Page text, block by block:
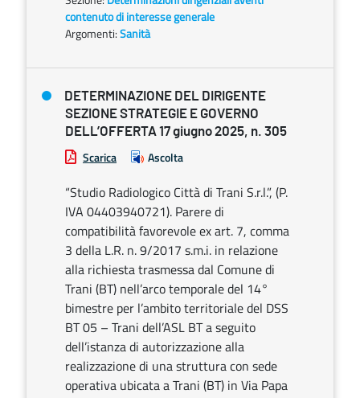
contenuto di interesse generale
Argomenti:Sanità
DETERMINAZIONE DEL DIRIGENTE
SEZIONE STRATEGIE E GOVERNO
DELL’OFFERTA 17 giugno 2025, n. 305
Scarica Ascolta
“Studio Radiologico Città di Trani S.r.l.”, (P.
IVA 04403940721). Parere di
compatibilità favorevole ex art. 7, comma
3 della L.R. n. 9/2017 s.m.i. in relazione
alla richiesta trasmessa dal Comune di
Trani (BT) nell’arco temporale del 14°
bimestre per l’ambito territoriale del DSS
BT 05 – Trani dell’ASL BT a seguito
dell’istanza di autorizzazione alla
realizzazione di una struttura con sede
operativa ubicata a Trani (BT) in Via Papa